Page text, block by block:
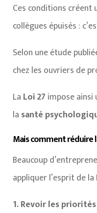
Ces conditions créent
collègues épuisés :
Selon une étude
chez les ouvriers de
La Loi 27 impose
la santé
Mais comment réduire
Beaucoup
appliquer l’esprit de
1. Revoir les